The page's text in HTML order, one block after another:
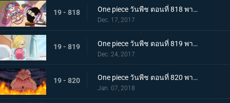
19 - 818 One piece วันพีช ตอนที่ 818 พากย์ไทย จิตวิญญาณที่มุ่งมั่น บรู๊ค VS บิ๊กมัม
Dec. 17, 2017
19 - 819 One piece วันพีช ตอนที่ 819 พากย์ไทย ความปรารถนาของโซรา ซันจิ ผลงานที่ล้มเหลวของเจอร์ม่า
Dec. 24, 2017
19 - 820 One piece วันพีช ตอนที่ 820 พากย์ไทย ไปหาซันจิ ลูฟี่ เอาคืนอย่างถึงลูกถึงคน
Jan. 07, 2018